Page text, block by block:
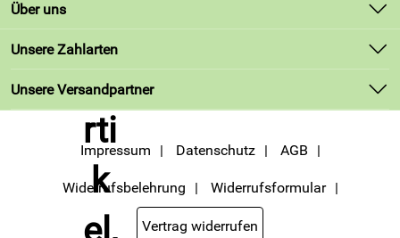
Kundenlogin
Über uns
Unsere Bestseller
Neu
Unsere Zahlarten
Unsere Versandpartner
Impressum Datenschutz AGB
Widerrufsbelehrung Widerrufsformular
Vertrag widerrufen